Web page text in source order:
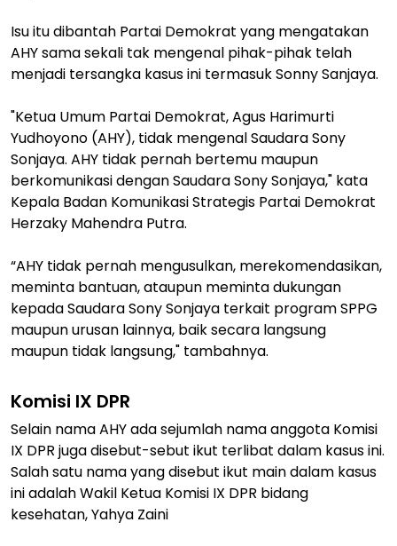
Isu itu dibantah Partai Demokrat yang mengatakan
AHY sama sekali tak mengenal pihak-pihak telah
menjadi tersangka kasus ini termasuk Sonny Sanjaya.
"Ketua Umum Partai Demokrat, Agus Harimurti
Yudhoyono (AHY), tidak mengenal Saudara Sony
Sonjaya. AHY tidak pernah bertemu maupun
berkomunikasi dengan Saudara Sony Sonjaya," kata
Kepala Badan Komunikasi Strategis Partai Demokrat
Herzaky Mahendra Putra.
“AHY tidak pernah mengusulkan, merekomendasikan,
meminta bantuan, ataupun meminta dukungan
kepada Saudara Sony Sonjaya terkait program SPPG
maupun urusan lainnya, baik secara langsung
maupun tidak langsung," tambahnya.
Komisi IX DPR
Selain nama AHY ada sejumlah nama anggota Komisi
IX DPR juga disebut-sebut ikut terlibat dalam kasus ini.
Salah satu nama yang disebut ikut main dalam kasus
ini adalah Wakil Ketua Komisi IX DPR bidang
kesehatan, Yahya Zaini